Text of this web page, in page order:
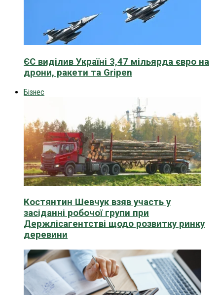
ЄС виділив Україні 3,47 мільярда євро на
дрони, ракети та Gripen
Бізнес
Костянтин Шевчук взяв участь у
засіданні робочої групи при
Держлісагентстві щодо розвитку ринку
деревини